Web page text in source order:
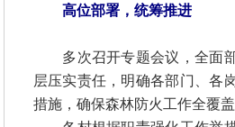
高位部署，统筹推进
多次召开专题会议，全面部
层压实责任，明确各部门、各
措施，确保森林防火工作全覆盖